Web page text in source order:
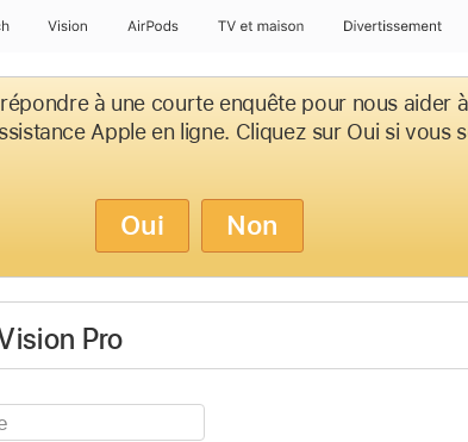
Vision AirPods TV et maison Divertissement
à une courte enquête pour nous aider
Apple en ligne. Cliquez sur Oui si vous
Oui Non
Pro